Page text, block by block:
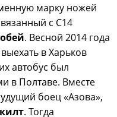
марку ножей
с С14
. Весной 2014 года
в Харьков
автобус был
в Полтаве. Вместе
боец «Азова»,
. Тогда